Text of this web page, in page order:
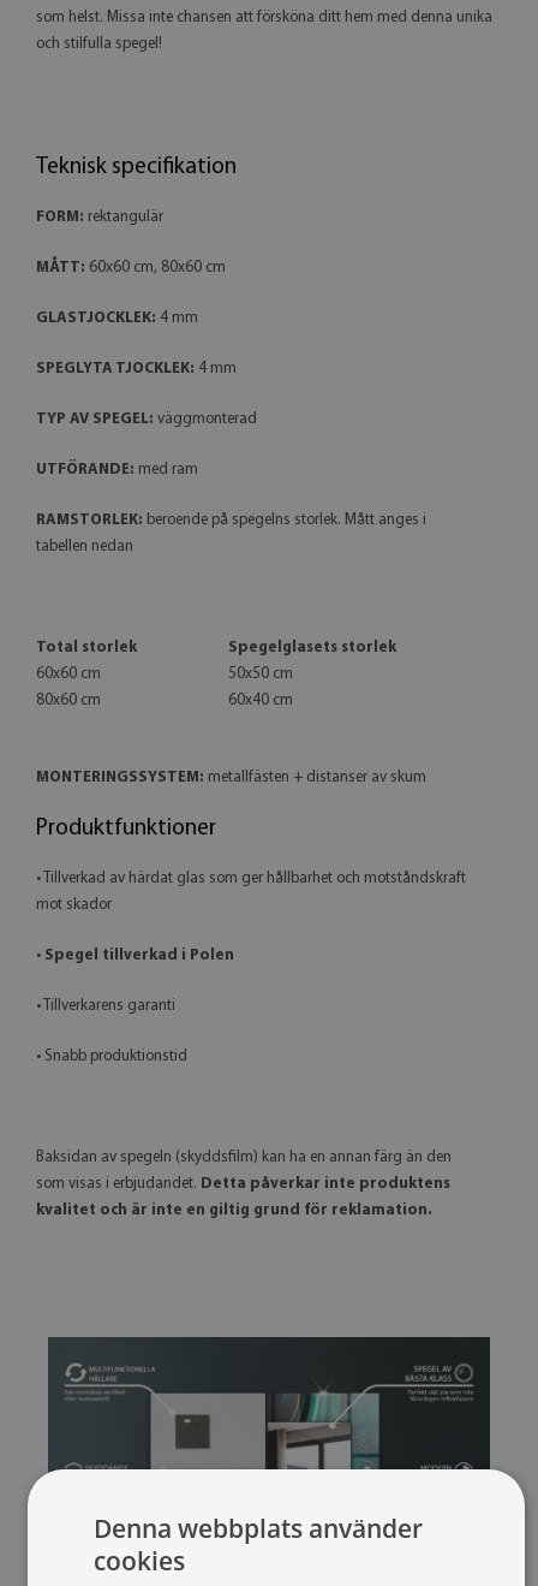
som helst. Missa inte chansen att försköna ditt hem med denna unika
och stilfulla spegel!
Teknisk specifikation
FORM: rektangulär
MÅTT: 60x60 cm, 80x60 cm
GLASTJOCKLEK: 4 mm
SPEGLYTA TJOCKLEK: 4 mm
TYP AV SPEGEL: väggmonterad
UTFÖRANDE: med ram
RAMSTORLEK: beroende på spegelns storlek. Mått anges i
tabellen nedan
Total storlek
Spegelglasets storlek
60x60 cm
50x50 cm
80x60 cm
60x40 cm
MONTERINGSSYSTEM: metallfästen + distanser av skum
Produktfunktioner
• Tillverkad av härdat glas som ger hållbarhet och motståndskraft
mot skador
• Spegel tillverkad i Polen
• Tillverkarens garanti
• Snabb produktionstid
Baksidan av spegeln (skyddsfilm) kan ha en annan färg än den
som visas i erbjudandet. Detta påverkar inte produktens
kvalitet och är inte en giltig grund för reklamation.
Denna webbplats använder
cookies